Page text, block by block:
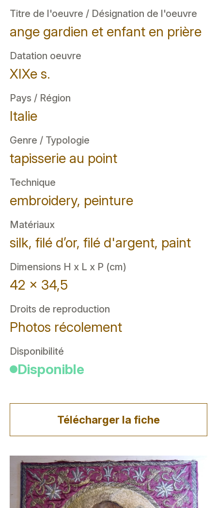
Titre de l'oeuvre / Désignation de l'oeuvre
ange gardien et enfant en prière
Datation oeuvre
XIXe s.
Pays / Région
Italie
Genre / Typologie
tapisserie au point
Technique
embroidery, peinture
Matériaux
silk, filé d’or, filé d'argent, paint
Dimensions H x L x P (cm)
42 x 34,5
Droits de reproduction
Photos récolement
Disponibilité
Disponible
Télécharger la fiche